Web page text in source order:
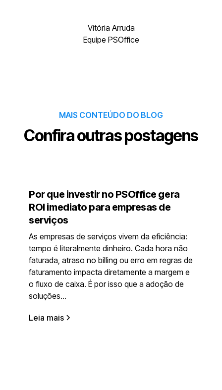
Vitória Arruda
Equipe PSOffice
MAIS CONTEÚDO DO BLOG
Confira outras postagens
Por que investir no PSOffice gera
ROI imediato para empresas de
serviços
As empresas de serviços vivem da eficiência:
tempo é literalmente dinheiro. Cada hora não
faturada, atraso no billing ou erro em regras de
faturamento impacta diretamente a margem e
o fluxo de caixa. É por isso que a adoção de
soluções...
Leia mais